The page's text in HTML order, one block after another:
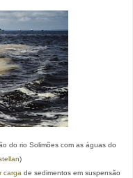
do rio Solimões com as águas do
)
cargade sedimentos em suspensão